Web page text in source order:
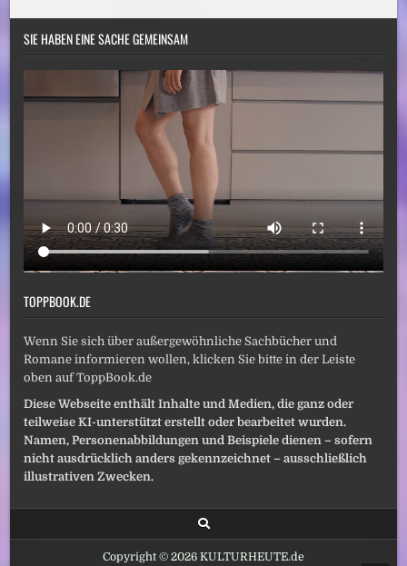
SIE HABEN EINE SACHE GEMEINSAM
TOPPBOOK.DE
Wenn Sie sich über außergewöhnliche Sachbücher und
Romane informieren wollen, klicken Sie bitte in der Leiste
oben auf ToppBook.de
Diese Webseite enthält Inhalte und Medien, die ganz oder
teilweise KI-unterstützt erstellt oder bearbeitet wurden.
Namen, Personenabbildungen und Beispiele dienen – sofern
nicht ausdrücklich anders gekennzeichnet – ausschließlich
illustrativen Zwecken.
Copyright © 2026 KULTURHEUTE.de